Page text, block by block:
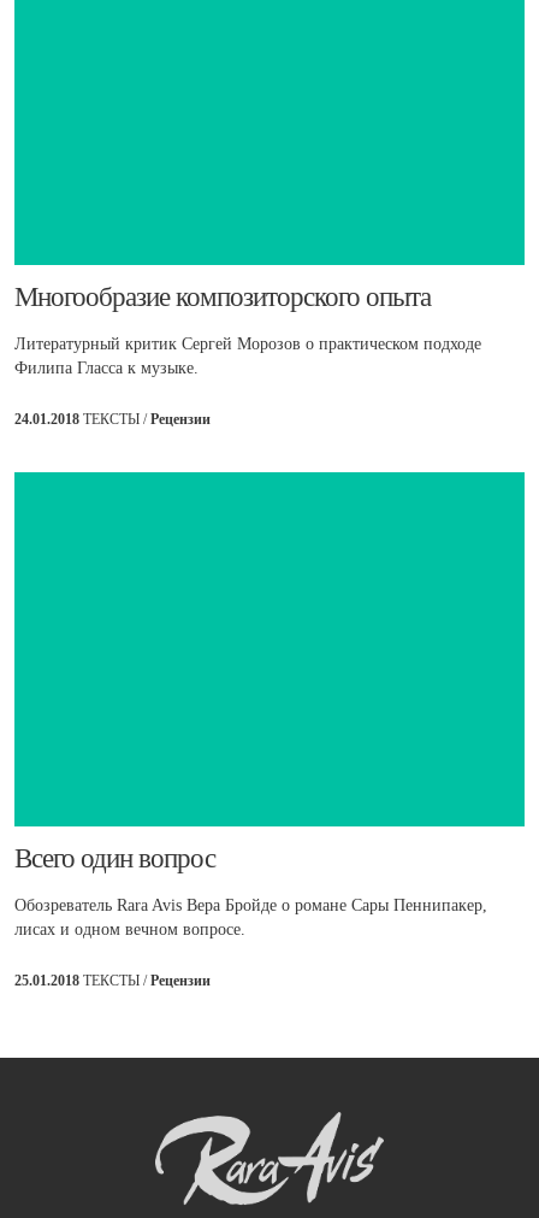
​Многообразие композиторского опыта
Литературный критик Сергей Морозов о практическом подходе
Филипа Гласса к музыке.
24.01.2018 ТЕКСТЫ /Рецензии
​Всего один вопрос
Обозреватель Rara Avis Вера Бройде о романе Сары Пеннипакер,
лисах и одном вечном вопросе.
25.01.2018 ТЕКСТЫ /Рецензии